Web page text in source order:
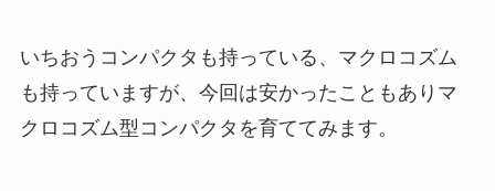
いちおうコンパクタも持っている、マクロコズム
も持っていますが、今回は安かったこともありマ
クロコズム型コンパクタを育ててみます。